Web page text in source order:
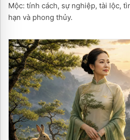
Mộc: tính cách, sự nghiệp, tài lộc,
hạn và phong thủy.